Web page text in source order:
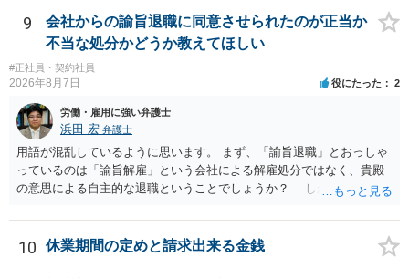
9
会社からの諭旨退職に同意させられたのが正当か
不当な処分かどうか教えてほしい
#正社員・契約社員
2026年8月7日 役にたった 2
労働・雇用に強い弁護士
浜田 宏 弁護士
用語が混乱しているように思います。 まず、「諭旨退職」とおっしゃ
っているのは「諭旨解雇」という会社による解雇処分ではなく、貴殿
の意思による自主的な退職ということでしょうか？ しかし、記載さ
す。 その場合、解雇には客観的で合理的な理由が必要であり、かつ
解雇という処分が社会通念上相当と認められない限り、解雇は無効で
10 休業期間の定めと請求出来る金銭